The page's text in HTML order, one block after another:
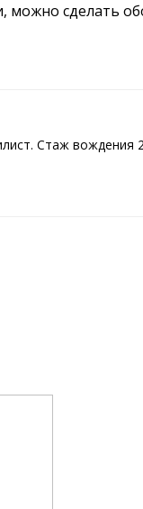
можно сделать
Стаж вождения